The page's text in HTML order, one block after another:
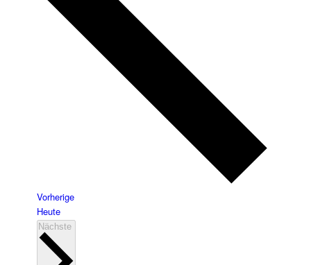
VorherigeVeranstaltungen
Heute
Nächste